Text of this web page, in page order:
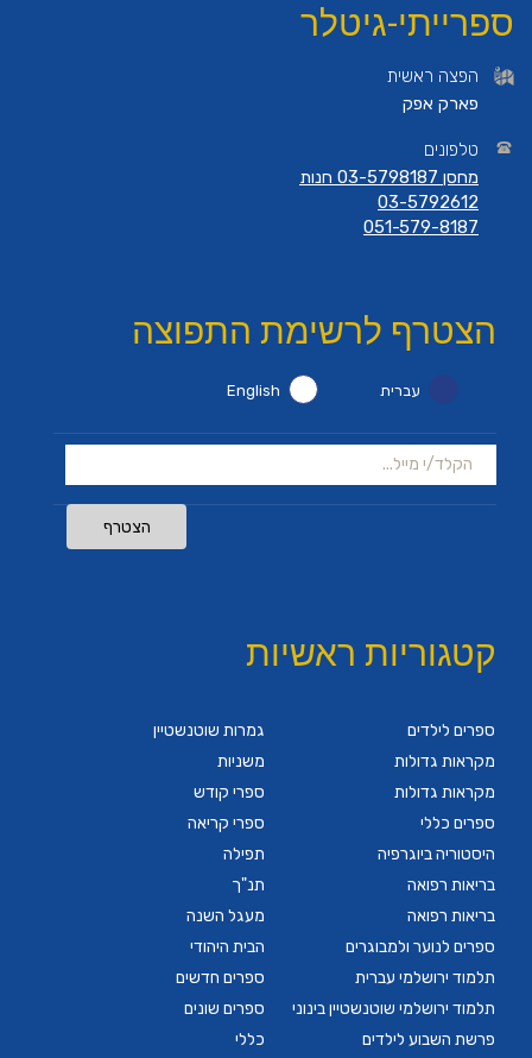
ספרייתי-גיטלר
הפצה ראשית
פארק אפק
טלפונים
מחסן 03-5798187 חנות
03-5792612
051-579-8187
הצטרף לרשימת התפוצה
עברית English
הצטרף
קטגוריות ראשיות
גמרות שוטנשטיין
משניות
ספרי קודש
ספרי קריאה
תפילה
תנ"ך
מעגל השנה
הבית היהודי
ספרים חדשים
ספרים שונים
כללי
ספרים לילדים
מקראות גדולות
מקראות גדולות
ספרים כללי
היסטוריה ביוגרפיה
בריאות רפואה
בריאות רפואה
ספרים לנוער ולמבוגרים
תלמוד ירושלמי עברית
תלמוד ירושלמי שוטנשטיין בינוני
פרשת השבוע לילדים